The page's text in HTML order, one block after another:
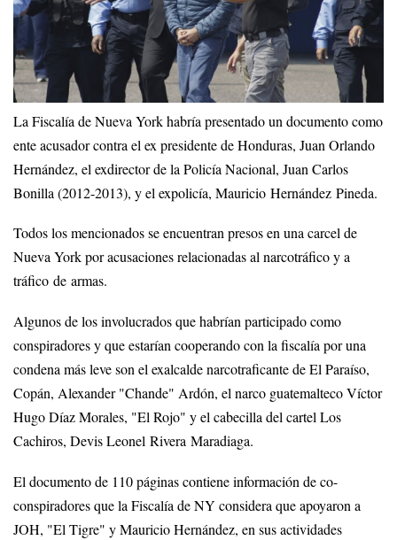
La Fiscalía de Nueva York habría presentado un documento como
ente acusador contra el ex presidente de Honduras, Juan Orlando
Hernández, el exdirector de la Policía Nacional, Juan Carlos
Bonilla (2012-2013), y el expolicía, Mauricio Hernández Pineda.
Todos los mencionados se encuentran presos en una carcel de
Nueva York por acusaciones relacionadas al narcotráfico y a
tráfico de armas.
Algunos de los involucrados que habrían participado como
conspiradores y que estarían cooperando con la fiscalía por una
condena más leve son el exalcalde narcotraficante de El Paraíso,
Copán, Alexander "Chande" Ardón, el narco guatemalteco Víctor
Hugo Díaz Morales, "El Rojo" y el cabecilla del cartel Los
Cachiros, Devis Leonel Rivera Maradiaga.
El documento de 110 páginas contiene información de co-
conspiradores que la Fiscalía de NY considera que apoyaron a
JOH, "El Tigre" y Mauricio Hernández, en sus actividades